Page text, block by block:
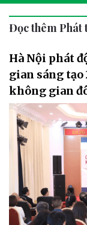
Đọc thêm Phát
Hà Nội phát
gian sáng
không gian